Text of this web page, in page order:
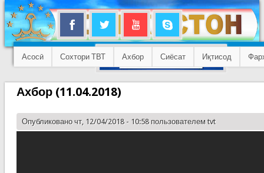
Асосӣ Сохтори ТВТ Ахбор Сиёсат Иқтисод
Ахбор (11.04.2018)
Опубликовано чт, 12/04/2018 - 10:58 пользователем tvt